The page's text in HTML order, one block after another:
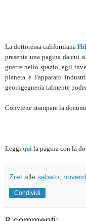
La dottoressa californiana
presenta una pagina da cui
guerre nello spazio, agli
pianeta è l'apparato
geoingegneria talmente
Conviene stampare la
Leggi qui la pagina con la
Zret alle sabato,
Condividi